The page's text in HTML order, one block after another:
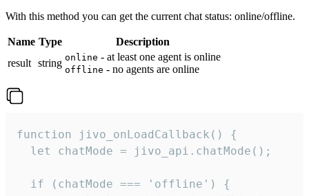
With this method you can get the current chat status: online/offline.
Name Type
Description
result string online - at least one agent is online
offline - no agents are online
function jivo_onLoadCallback() {
  let chatMode = jivo_api.chatMode();
  if (chatMode === 'offline') {